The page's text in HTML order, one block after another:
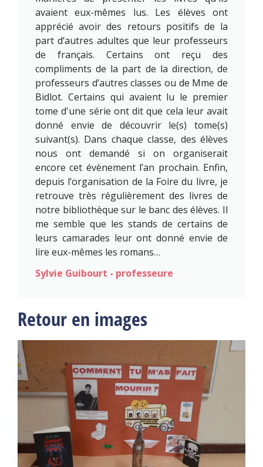
avaient eux-mêmes lus. Les élèves ont
apprécié avoir des retours positifs de la
part d’autres adultes que leur professeurs
de français. Certains ont reçu des
compliments de la part de la direction, de
professeurs d’autres classes ou de Mme de
Bidlot. Certains qui avaient lu le premier
tome d'une série ont dit que cela leur avait
donné envie de découvrir le(s) tome(s)
suivant(s). Dans chaque classe, des élèves
nous ont demandé si on organiserait
encore cet évènement l’an prochain. Enfin,
depuis l’organisation de la Foire du livre, je
retrouve très régulièrement des livres de
notre bibliothèque sur le banc des élèves. Il
me semble que les stands de certains de
leurs camarades leur ont donné envie de
lire eux-mêmes les romans…
Sylvie Guibourt - professeure
Retour en images